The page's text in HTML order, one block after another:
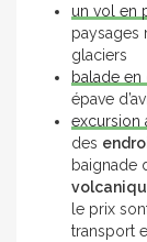
un vol en
paysages
glaciers
balade
épave
excursion
des
baignade
le prix
transport